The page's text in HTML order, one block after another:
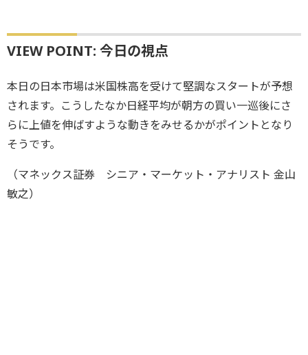
VIEW POINT: 今日の視点
本日の日本市場は米国株高を受けて堅調なスタートが予想
されます。こうしたなか日経平均が朝方の買い一巡後にさ
らに上値を伸ばすような動きをみせるかがポイントとなり
そうです。
（マネックス証券 シニア・マーケット・アナリスト 金山
敏之）